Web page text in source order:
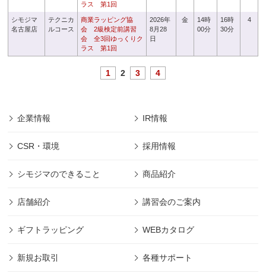
ラス 第1回
シモジマ
名古屋店
テクニカ
ルコース
商業ラッピング協
会 2級検定前講習
会 全3回ゆっくりク
ラス 第1回
2026年
8月28
日
金
14時
00分
16時
30分
4
1 2 3 4
企業情報 IR情報
CSR・環境 採用情報
シモジマのできること 商品紹介
店舗紹介 講習会のご案内
ギフトラッピング WEBカタログ
新規お取引 各種サポート